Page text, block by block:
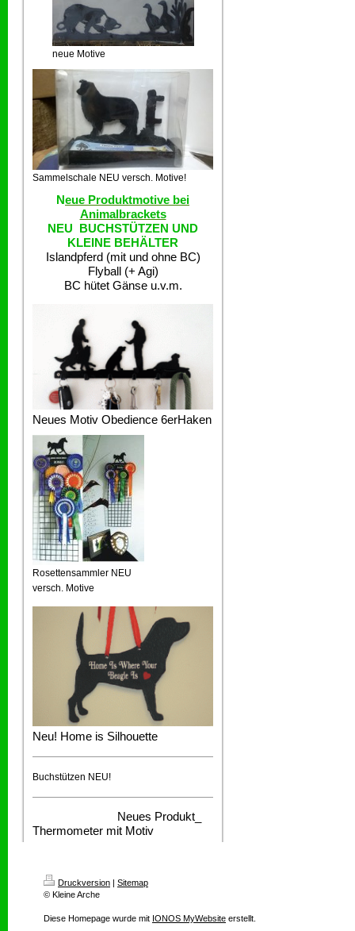
neue Motive
Sammelschale NEU versch. Motive!
Neue Produktmotive bei
Animalbrackets
NEU BUCHSTÜTZEN UND
KLEINE BEHÄLTER
Islandpferd (mit und ohne BC)
Flyball (+ Agi)
BC hütet Gänse u.v.m.
Neues Motiv Obedience 6erHaken
Rosettensammler NEU
versch. Motive
Neu! Home is Silhouette
Buchstützen NEU!
Neues Produkt_
Thermometer mit Motiv
Druckversion
Sitemap
© Kleine Arche
Diese Homepage wurde mit IONOS MyWebsite erstellt.